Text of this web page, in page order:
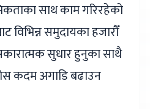
साथ काम गरिरहेको
विभिन्न समुदायका हजारौँ
सुधार हुनुका साथै
कदम अगाडि बढाउन